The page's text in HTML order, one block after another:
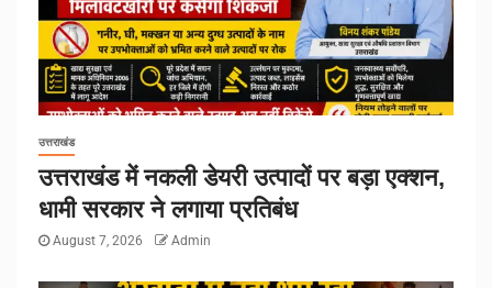
उत्तराखंड
उत्तराखंड में नकली डेयरी उत्पादों पर बड़ा एक्शन,
धामी सरकार ने लगाया प्रतिबंध
August 7, 2026 Admin